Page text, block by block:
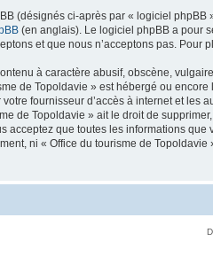
(désignés ci-après par « logiciel
(en anglais). Le logiciel phpBB a pour
et que nous n’acceptons pas. Pour
à caractère abusif, obscène,
de Topoldavie » est hébergé ou
fournisseur d’accès à internet et les
de Topoldavie » ait le droit de
acceptez que toutes les informations
ni « Office du tourisme de